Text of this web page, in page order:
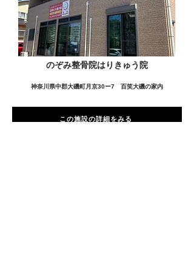
のぞみ整骨院はりきゅう院
神奈川県中郡大磯町月京30ー7 百笑大磯の家内
この施設の詳細をみる